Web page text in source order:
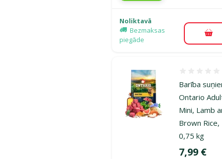
Noliktavā
Bezmaksas
piegāde
Barība
Ontario
Mini, Lamb
Brown Rice,
0,75 kg
Cena
7,99 €